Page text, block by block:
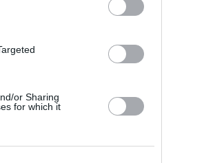
or Sharing
for which it